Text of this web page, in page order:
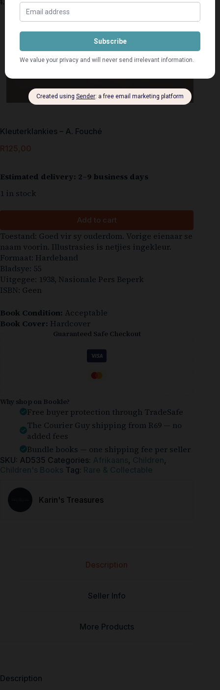
Kleuterklankies – A. Fouché
R125,00
Estimated delivery: 2–9 business days
1 in stock
Add to cart
Toestand: Goed vir sy ouderdom. Vorige eienaar se
naam voorin. Illustrasies is netjies ingekleur.
Formaat: Hardeband
Bladsye: 55
Uitgegee: 1938, Nasionale Pers Beperk
ISBN: Geen
Book Condition: Acceptable
Book Cover: Hardcover
Guaranteed Safe Checkout
Why shop on Bookle?
Free buyer protection through TradeSafe
The Courier Guy shipping from R69 — no
added fees
Bundle books — one shipping fee per seller
SKU: AD535 Categories: Afrikaans, Children,
Children's Books Tag: Rare & Collectable
Karin's Treasures
Description
Seller Info
More Products
Description